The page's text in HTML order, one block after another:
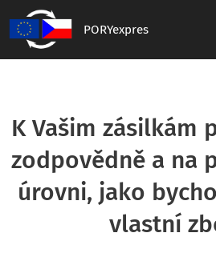
PORYexpres
K Vašim zásilkám
zodpovědně a na
úrovni, jako
vlastní